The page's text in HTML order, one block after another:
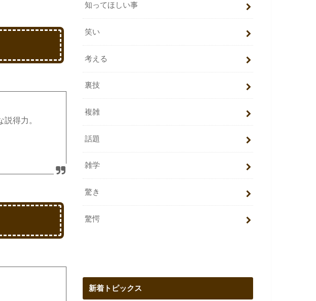
得力。
知ってほしい事
笑い
考える
裏技
複雑
話題
雑学
驚き
驚愕
新着トピックス